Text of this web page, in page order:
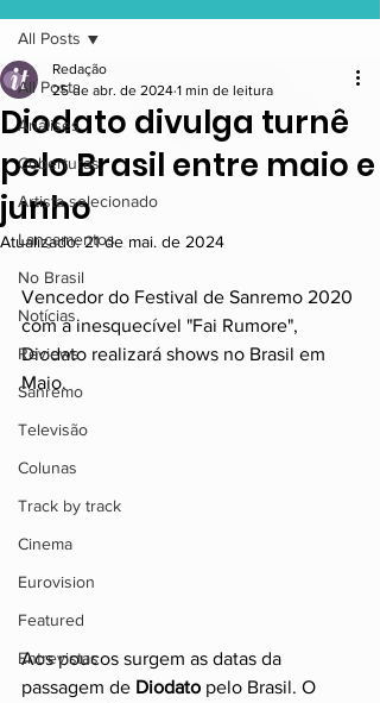
All Posts
Análises
Coberturas
Artista selecionado
Lançamentos
No Brasil
Notícias
Reviews
Sanremo
Televisão
Colunas
Track by track
Cinema
Eurovision
Featured
Entrevistas
All Posts
Diodato divulga turnê
pelo Brasil entre maio e
junho
Redação
25 de abr. de 2024 1 min de leitura
Atualizado:21 de mai. de 2024
Vencedor do Festival de Sanremo 2020
com a inesquecível "Fai Rumore",
Diodato realizará shows no Brasil em
Maio.
Aos poucos surgem as datas da
passagem de Diodato pelo Brasil. O